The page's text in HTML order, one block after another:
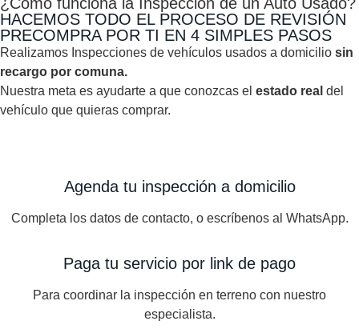
HACEMOS TODO EL PROCESO DE REVISIÓN
PRECOMPRA POR TI EN 4 SIMPLES PASOS
Realizamos Inspecciones de vehículos usados a domicilio sin
recargo por comuna.
Nuestra meta es ayudarte a que conozcas el estado real del
vehículo que quieras comprar.
Agenda tu inspección a domicilio
Completa los datos de contacto, o escríbenos al WhatsApp.
Paga tu servicio por link de pago
Para coordinar la inspección en terreno con nuestro
especialista.